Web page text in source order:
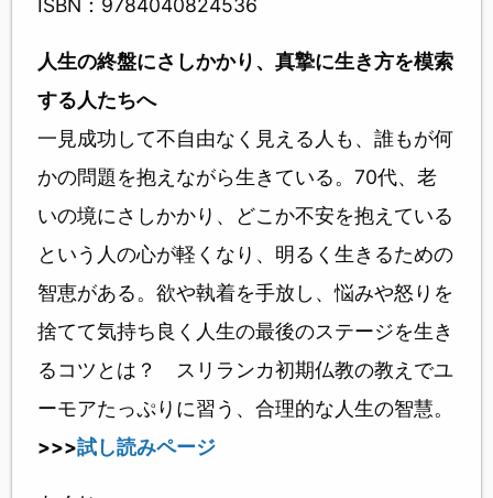
ISBN：9784040824536
人生の終盤にさしかかり、真摯に生き方を模索
する人たちへ
一見成功して不自由なく見える人も、誰もが何
かの問題を抱えながら生きている。70代、老
いの境にさしかかり、どこか不安を抱えている
という人の心が軽くなり、明るく生きるための
智恵がある。欲や執着を手放し、悩みや怒りを
捨てて気持ち良く人生の最後のステージを生き
るコツとは？ スリランカ初期仏教の教えでユ
ーモアたっぷりに習う、合理的な人生の智慧。
>>>試し読みページ